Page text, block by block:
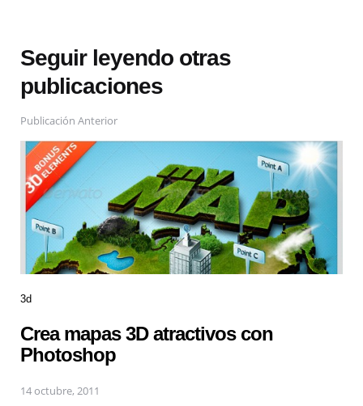
Seguir leyendo otras
publicaciones
Publicación Anterior
3d
Crea mapas 3D atractivos con
Photoshop
14 octubre, 2011